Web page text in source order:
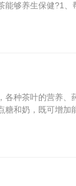
够养生保健?1、
种茶叶的营养、
和奶，既可增加